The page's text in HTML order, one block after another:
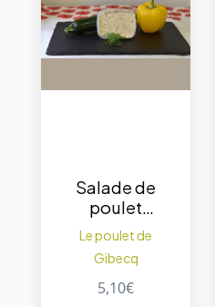
Salade de
poulet
mayo 250
gr.
Le poulet de
Gibecq
5,10€